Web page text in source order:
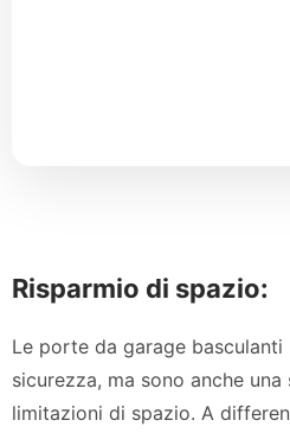
Risparmio di spazio:
Le porte da garage
sicurezza, ma sono anche
limitazioni di spazio. A